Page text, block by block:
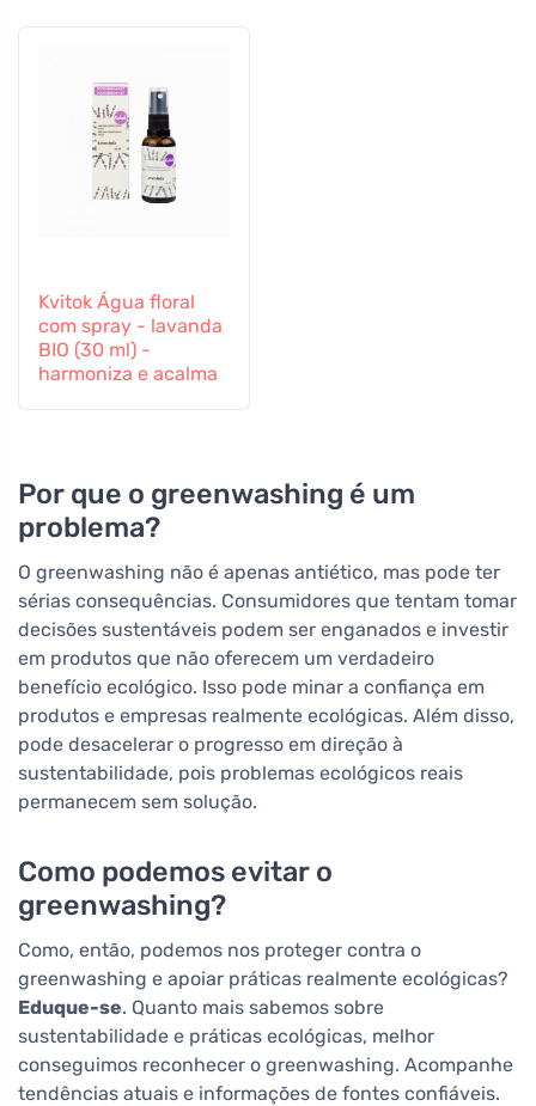
Kvitok Água floral
com spray - lavanda
BIO (30 ml) -
harmoniza e acalma
Por que o greenwashing é um
problema?
O greenwashing não é apenas antiético, mas pode ter
sérias consequências. Consumidores que tentam tomar
decisões sustentáveis podem ser enganados e investir
em produtos que não oferecem um verdadeiro
benefício ecológico. Isso pode minar a confiança em
produtos e empresas realmente ecológicas. Além disso,
pode desacelerar o progresso em direção à
sustentabilidade, pois problemas ecológicos reais
permanecem sem solução.
Como podemos evitar o
greenwashing?
Como, então, podemos nos proteger contra o
greenwashing e apoiar práticas realmente ecológicas?
Eduque-se. Quanto mais sabemos sobre
sustentabilidade e práticas ecológicas, melhor
conseguimos reconhecer o greenwashing. Acompanhe
tendências atuais e informações de fontes confiáveis.